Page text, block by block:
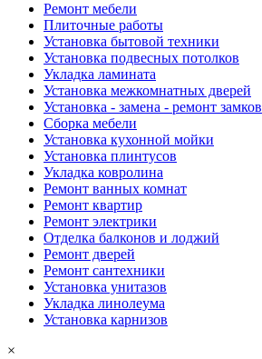
Ремонт мебели
Плиточные работы
Установка бытовой техники
Установка подвесных потолков
Укладка ламината
Установка межкомнатных дверей
Установка - замена - ремонт замков
Сборка мебели
Установка кухонной мойки
Установка плинтусов
Укладка ковролина
Ремонт ванных комнат
Ремонт квартир
Ремонт электрики
Отделка балконов и лоджий
Ремонт дверей
Ремонт сантехники
Установка унитазов
Укладка линолеума
Установка карнизов
×